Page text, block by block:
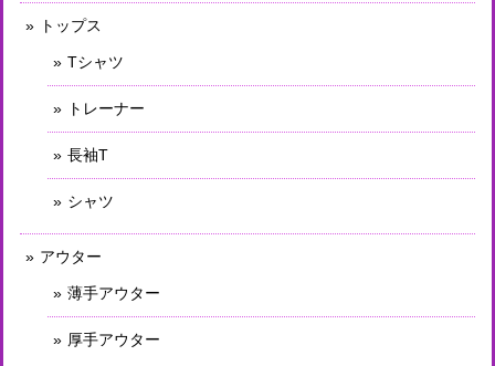
トップス
Tシャツ
トレーナー
長袖T
シャツ
アウター
薄手アウター
厚手アウター